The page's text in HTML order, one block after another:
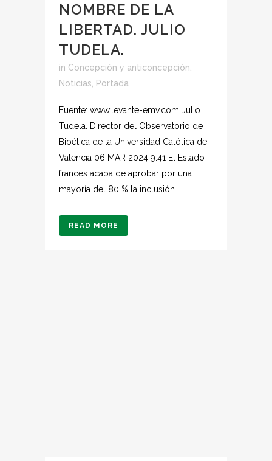
NOMBRE DE LA
LIBERTAD. JULIO
TUDELA.
in Concepción y anticoncepción
Noticias
Portada
Fuente: www.levante-emv.com Julio
Tudela. Director del Observatorio de
Bioética de la Universidad Católica de
Valencia 06 MAR 2024 9:41 El Estado
francés acaba de aprobar por una
mayoría del 80 % la inclusión...
READ MORE